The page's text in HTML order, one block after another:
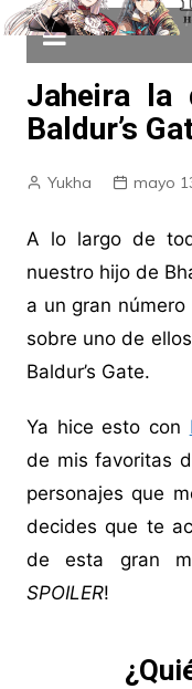
Jaheira la
Baldur’s
Yukha mayo
A lo largo de
nuestro hijo de
a un gran
sobre uno de
Baldur’s Gate.
Ya hice esto con
de mis favoritas
personajes que
decides que te
de esta gran
SPOILER!